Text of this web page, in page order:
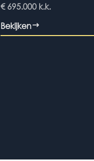
€ 695.000 k.k.
Bekijken